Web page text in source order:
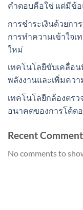
คำตอบคือใช่ แต่มีข้
การชำระเงินด้วยก
การทำความเข้าใจ
ใหม่
เทคโนโลยีขับเคลื่อ
พลังงานและเพิ่มคว
เทคโนโลยีกล้องตร
อนาคตของการโต้ต
Recent
No comments to